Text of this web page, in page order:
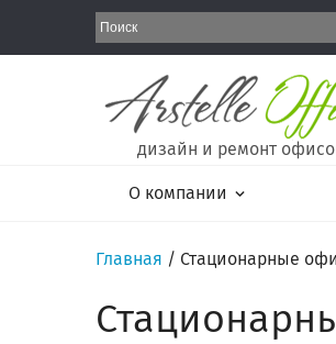
дизайн и ремонт
О компании
Главная / Стационарные